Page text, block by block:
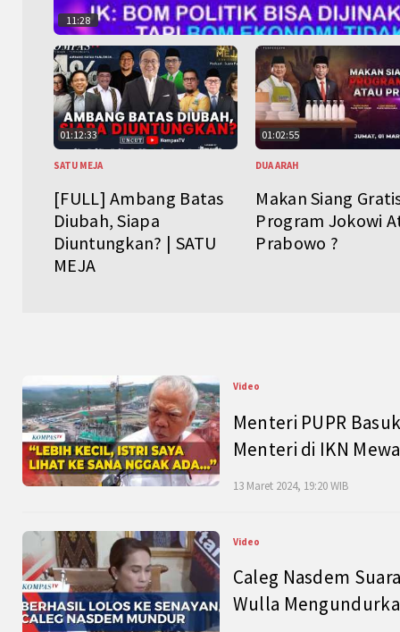
11:28
01:12:33
SATU MEJA
[FULL] Ambang Batas
Diubah, Siapa
Diuntungkan? | SATU
MEJA
01:02:55
DUA ARAH
Makan Siang
Program Jokowi
Prabowo ?
Video
Menteri PUPR
Menteri di IKN
13 Maret 2024, 19:20 WIB
Video
Caleg Nasdem
Wulla